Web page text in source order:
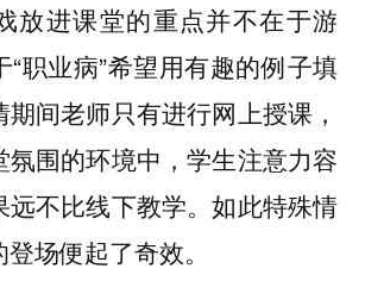
放进课堂的重点并不在于游
“职业病”希望用有趣的例子填
间老师只有进行网上授课，
氛围的环境中，学生注意力容
远不比线下教学。如此特殊情
场便起了奇效。